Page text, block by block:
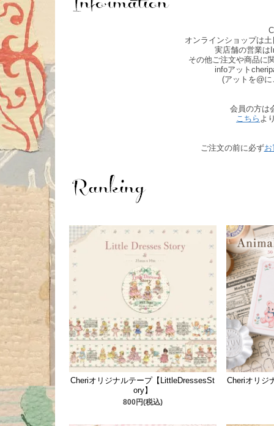
オンラインショップは
実店舗の営業は
その他ご注文や商品に
infoアット
(アットを@
会員の方は
こちら よ
ご注文の前に必ずお
Cheriオリジナルテープ【LittleDressesSt
ory】
800円(税込)
Cheriオリジ